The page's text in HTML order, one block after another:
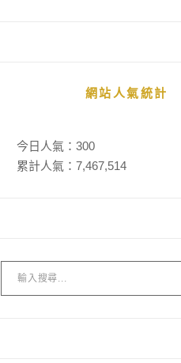
網站人氣統計
今日人氣： 300
累計人氣： 7,467,514